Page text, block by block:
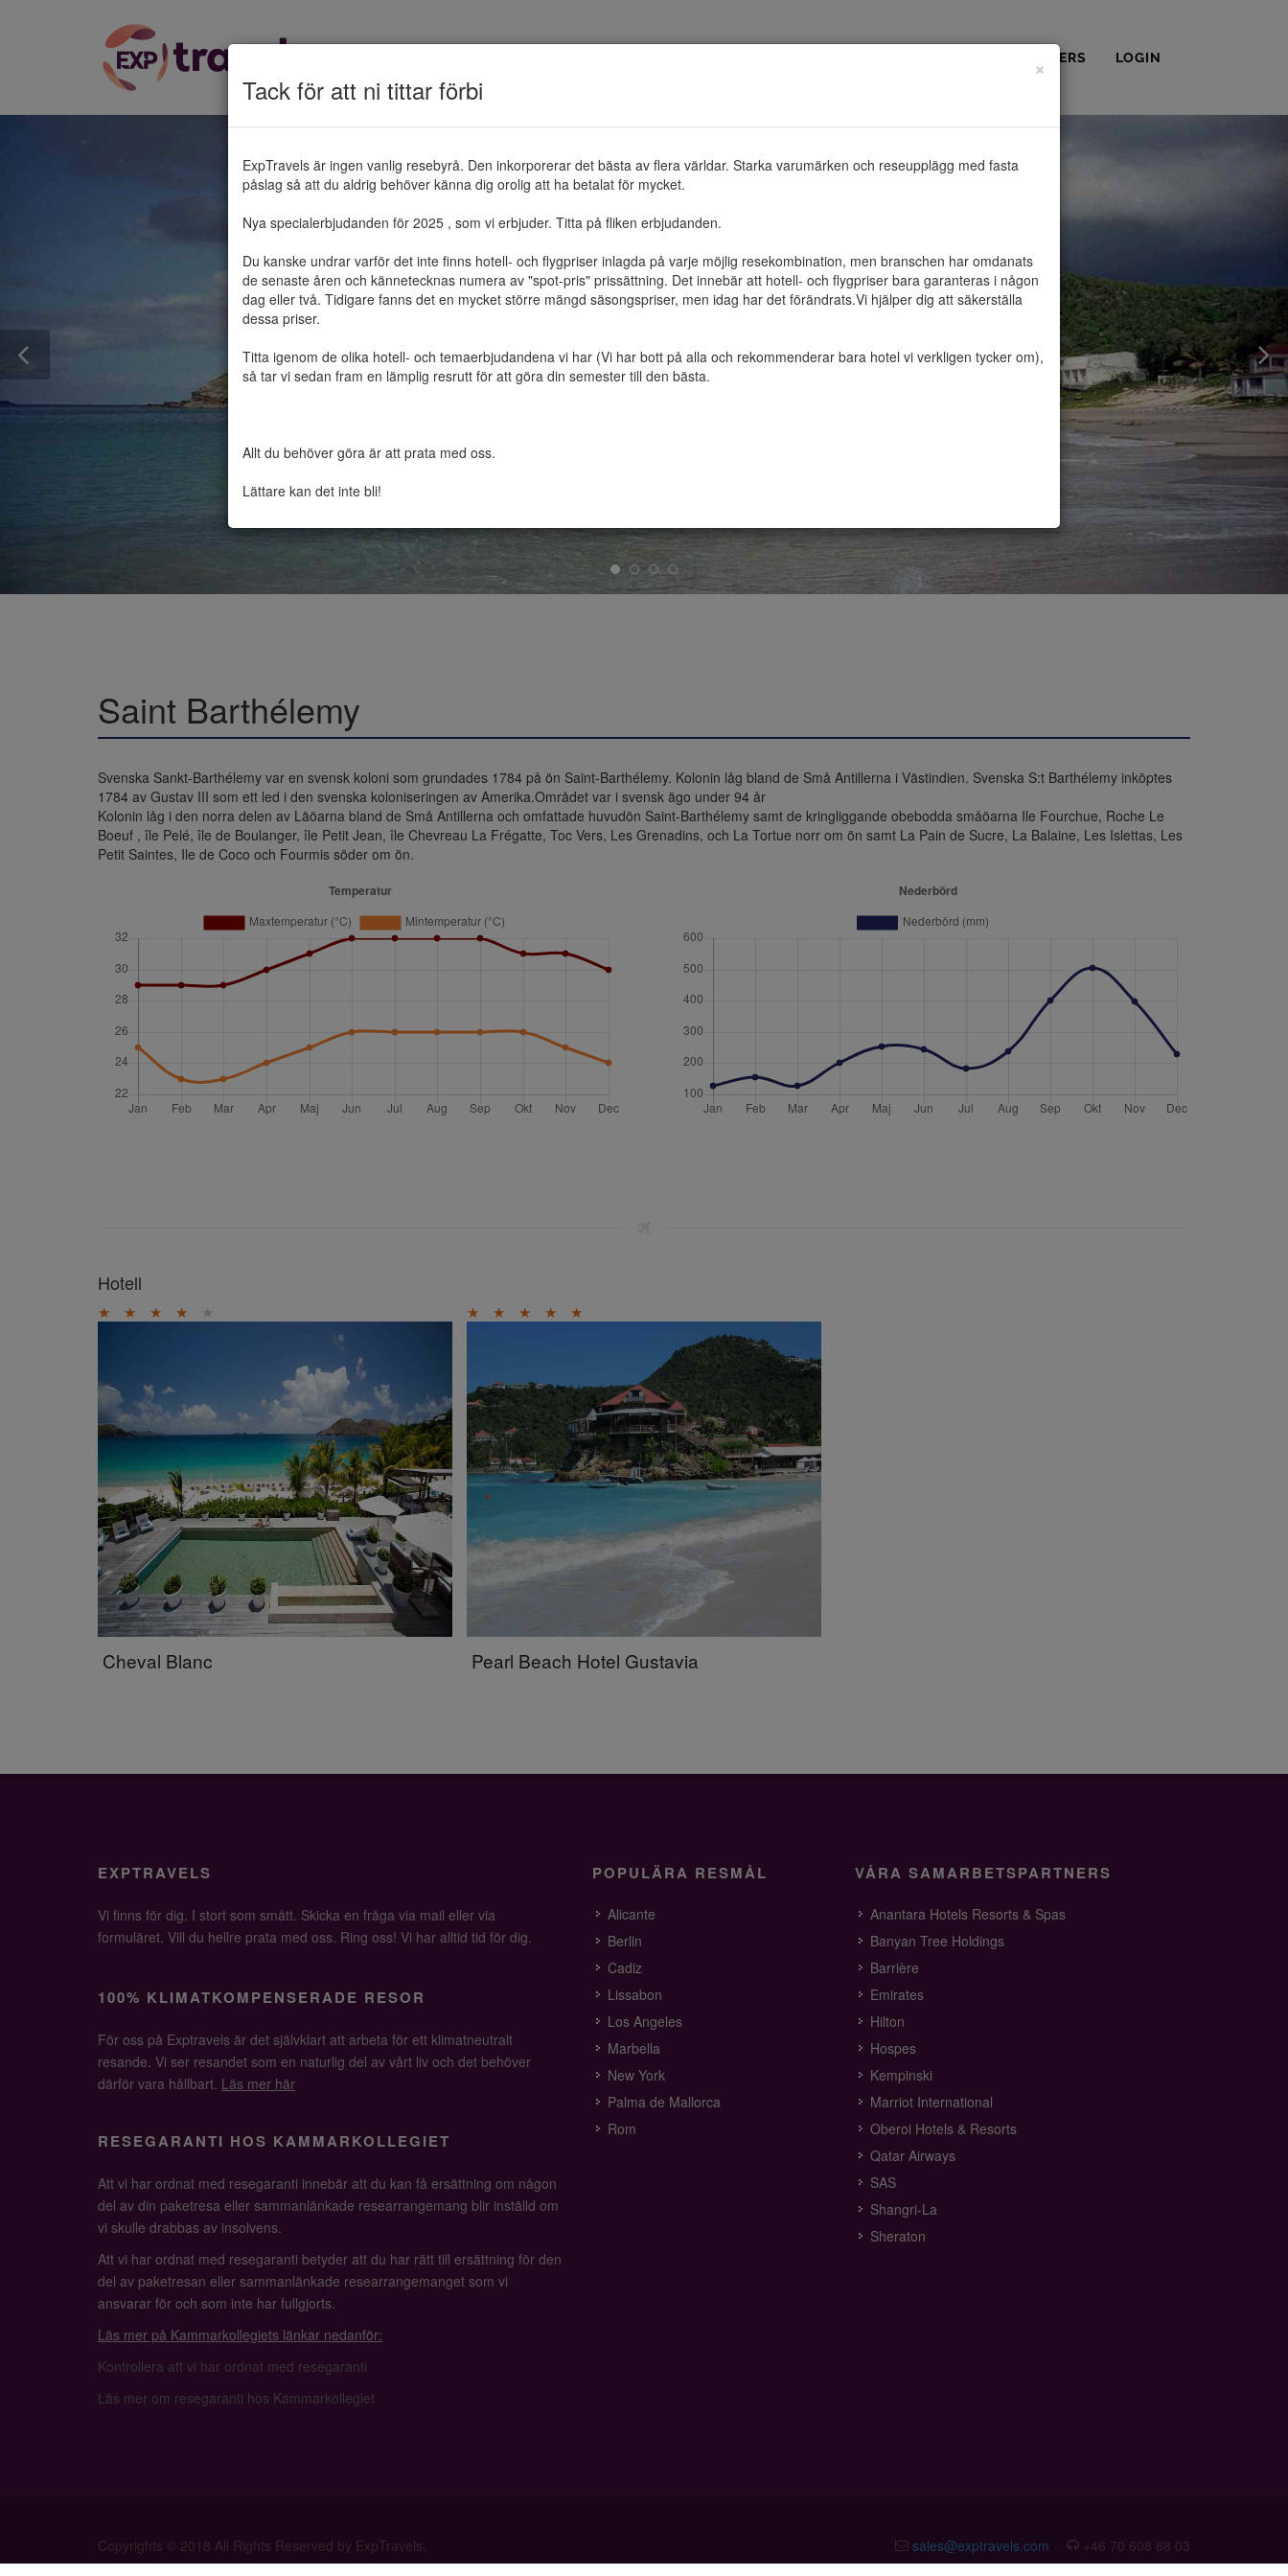
PARTNERS LOGIN
Tack för att ni tittar förbi
×
ExpTravels är ingen vanlig resebyrå. Den inkorporerar det bästa av flera världar. Starka varumärken och reseupplägg med fasta
påslag så att du aldrig behöver känna dig orolig att ha betalat för mycket.
Nya specialerbjudanden för 2025 , som vi erbjuder. Titta på fliken erbjudanden.
Du kanske undrar varför det inte finns hotell- och flygpriser inlagda på varje möjlig resekombination, men branschen har omdanats
de senaste åren och kännetecknas numera av "spot-pris" prissättning. Det innebär att hotell- och flygpriser bara garanteras i någon
dag eller två. Tidigare fanns det en mycket större mängd säsongspriser, men idag har det förändrats.Vi hjälper dig att säkerställa
dessa priser.
Titta igenom de olika hotell- och temaerbjudandena vi har (Vi har bott på alla och rekommenderar bara hotel vi verkligen tycker om),
så tar vi sedan fram en lämplig resrutt för att göra din semester till den bästa.
Allt du behöver göra är att prata med oss.
Lättare kan det inte bli!
Saint Barthélemy
Svenska Sankt-Barthélemy var en svensk koloni som grundades 1784 på ön Saint-Barthélemy. Kolonin låg bland de Små Antillerna i Västindien. Svenska S:t Barthélemy inköptes
1784 av Gustav III som ett led i den svenska koloniseringen av Amerika.Området var i svensk ägo under 94 år
Kolonin låg i den norra delen av Läöarna bland de Små Antillerna och omfattade huvudön Saint-Barthélemy samt de kringliggande obebodda småöarna Ile Fourchue, Roche Le
Boeuf , île Pelé, île de Boulanger, île Petit Jean, île Chevreau La Frégatte, Toc Vers, Les Grenadins, och La Tortue norr om ön samt La Pain de Sucre, La Balaine, Les Islettas, Les
Petit Saintes, Ile de Coco och Fourmis söder om ön.
Hotell
★ ★ ★ ★ ★
Cheval Blanc
★ ★ ★ ★ ★
Pearl Beach Hotel Gustavia
EXPTRAVELS
Vi finns för dig. I stort som smått. Skicka en fråga via mail eller via
formuläret. Vill du hellre prata med oss. Ring oss! Vi har alltid tid för dig.
100% KLIMATKOMPENSERADE RESOR
För oss på Exptravels är det självklart att arbeta för ett klimatneutralt
resande. Vi ser resandet som en naturlig del av vårt liv och det behöver
därför vara hållbart. Läs mer här
RESEGARANTI HOS KAMMARKOLLEGIET
Att vi har ordnat med resegaranti innebär att du kan få ersättning om någon
del av din paketresa eller sammanlänkade researrangemang blir inställd om
vi skulle drabbas av insolvens.
Att vi har ordnat med resegaranti betyder att du har rätt till ersättning för den
del av paketresan eller sammanlänkade researrangemanget som vi
ansvarar för och som inte har fullgjorts.
Läs mer på Kammarkollegiets länkar nedanför:
Kontrollera att vi har ordnat med resegaranti
Läs mer om resegaranti hos Kammarkollegiet
POPULÄRA RESMÅL
Alicante
Berlin
Cadiz
Lissabon
Los Angeles
Marbella
New York
Palma de Mallorca
Rom
VÅRA SAMARBETSPARTNERS
Anantara Hotels Resorts & Spas
Banyan Tree Holdings
Barrière
Emirates
Hilton
Hospes
Kempinski
Marriot International
Oberoi Hotels & Resorts
Qatar Airways
SAS
Shangri-La
Sheraton
Copyrights © 2018 All Rights Reserved by ExpTravels.
Privacy Policy
sales@exptravels.com +46 70 608 88 03